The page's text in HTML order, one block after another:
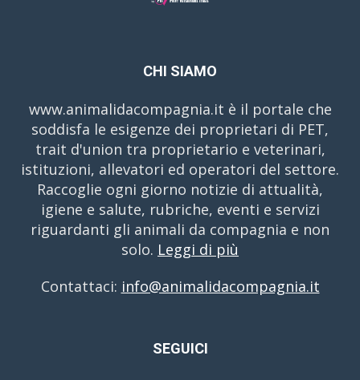
CHI SIAMO
www.animalidacompagnia.it è il portale che
soddisfa le esigenze dei proprietari di PET,
trait d'union tra proprietario e veterinari,
istituzioni, allevatori ed operatori del settore.
Raccoglie ogni giorno notizie di attualità,
igiene e salute, rubriche, eventi e servizi
riguardanti gli animali da compagnia e non
solo. Leggi di più
Contattaci: info@animalidacompagnia.it
SEGUICI